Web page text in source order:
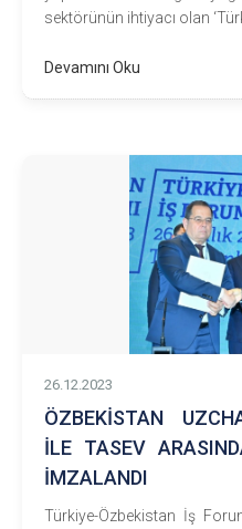
sektörünün ihtiyacı olan
Devamını Oku
26.12.2023
ÖZBEKİSTAN
İLE TASEV
İMZALANDI
Türkiye-Özbekistan İş